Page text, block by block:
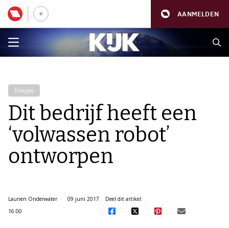
AANMELDEN
Filmpjes
Dit bedrijf heeft een
‘volwassen robot’
ontworpen
Laurien Onderwater
09 juni 2017
16:00
Deel dit artikel: